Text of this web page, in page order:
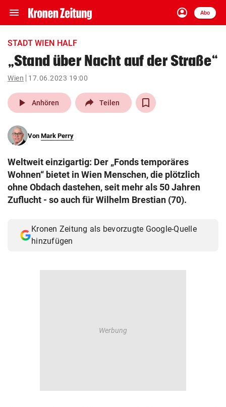
menu Navigation
ein-/ausklappen
account_circle
Anmelden
Abo
close Schließen
account_circle Anmelden
pin_drop
arrow_right
bookmark Merkliste
search
Suchbegriff
eingeben
© Krone Multimedia GmbH & Co KG 2026
Muthgasse 2, 1190 Wien
STADT WIEN HALF
„Stand über Nacht auf der Straße“
Wien 17.06.2023 19:00
play_arrow Anhören Teilen
Von Mark Perry
Weltweit einzigartig: Der „Fonds temporäres
Wohnen“ bietet in Wien Menschen, die plötzlich
ohne Obdach dastehen, seit mehr als 50 Jahren
Zuflucht - so auch für Wilhelm Brestian (70).
Kronen Zeitung als bevorzugte Google-Quelle
hinzufügen